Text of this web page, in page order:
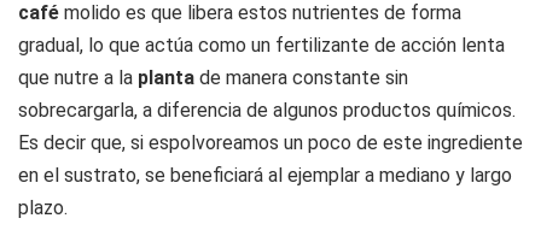
café molido es que libera estos nutrientes de forma
gradual, lo que actúa como un fertilizante de acción lenta
que nutre a la planta de manera constante sin
sobrecargarla, a diferencia de algunos productos químicos.
Es decir que, si espolvoreamos un poco de este ingrediente
en el sustrato, se beneficiará al ejemplar a mediano y largo
plazo.